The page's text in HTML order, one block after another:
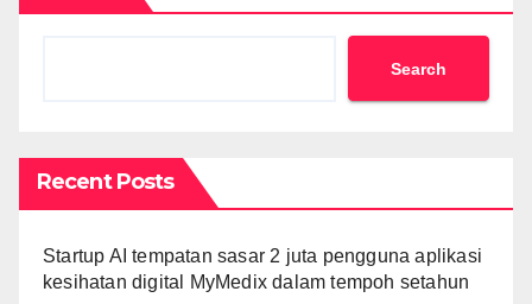
Search
Recent Posts
Startup AI tempatan sasar 2 juta pengguna aplikasi
kesihatan digital MyMedix dalam tempoh setahun